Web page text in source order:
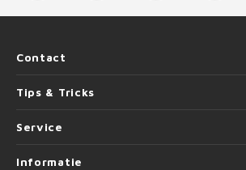
Contact
Tips & Tricks
Service
Informatie